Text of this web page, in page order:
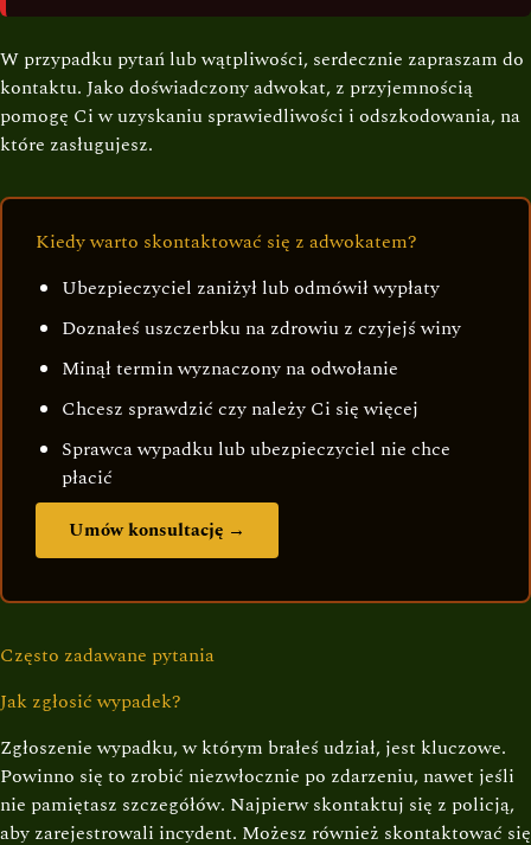
W przypadku pytań lub wątpliwości, serdecznie zapraszam do
kontaktu. Jako doświadczony adwokat, z przyjemnością
pomogę Ci w uzyskaniu sprawiedliwości i odszkodowania, na
które zasługujesz.
Kiedy warto skontaktować się z adwokatem?
Ubezpieczyciel zaniżył lub odmówił wypłaty
Doznałeś uszczerbku na zdrowiu z czyjejś winy
Minął termin wyznaczony na odwołanie
Chcesz sprawdzić czy należy Ci się więcej
Sprawca wypadku lub ubezpieczyciel nie chce
płacić
Umów konsultację →
Często zadawane pytania
Jak zgłosić wypadek?
Zgłoszenie wypadku, w którym brałeś udział, jest kluczowe.
Powinno się to zrobić niezwłocznie po zdarzeniu, nawet jeśli
nie pamiętasz szczegółów. Najpierw skontaktuj się z policją,
aby zarejestrowali incydent. Możesz również skontaktować się